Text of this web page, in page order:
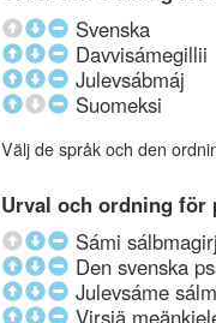
Svenska
Davvisámegillii
Julevsábmáj
Suomeksi
Välj de språk och den
Urval och ordning för
Sámi
Den svenska
Julevsáme
Virsiä